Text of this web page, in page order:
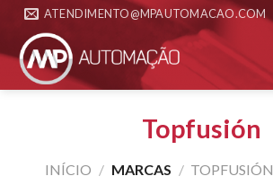
Skip
content
ATENDIMENTO@MPAUTOMACAO.COM
Topfusión
INÍCIO / MARCAS / TOPFUSIÓN